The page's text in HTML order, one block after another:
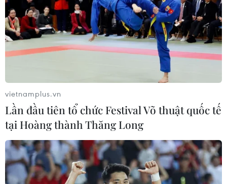
Các hãng hàng không yêu cầu khách cần
theo dõi lịch bay thường xuyên
21/02/2022 06:02
vietnamplus.vn
Lần đầu tiên tổ chức Festival Võ thuật quốc tế
tại Hoàng thành Thăng Long